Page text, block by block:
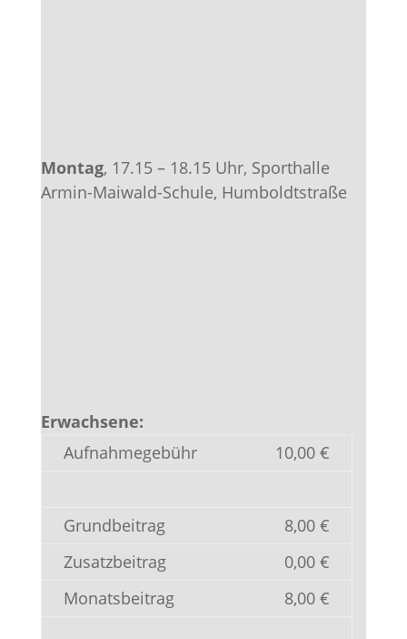
Montag, 17.15 – 18.15 Uhr, Sporthalle
Armin-Maiwald-Schule, Humboldtstraße
Erwachsene:
Aufnahmegebühr
10,00 €
Grundbeitrag
8,00 €
Zusatzbeitrag
0,00 €
Monatsbeitrag
8,00 €